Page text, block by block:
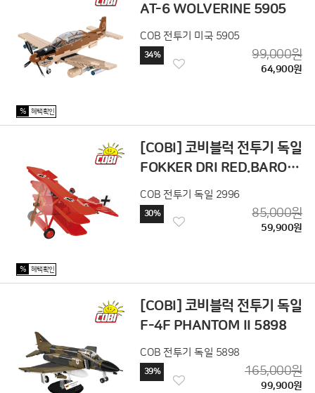
AT-6 WOLVERINE 5905
COB 전투기 미국 5905
34% 99,000원
64,900원
% 혜택확인
[COBI] 코비블럭 전투기 독일
FOKKER DRI RED.BARON
2996
COB 전투기 독일 2996
30% 85,000원
59,900원
% 혜택확인
[COBI] 코비블럭 전투기 독일
F-4F PHANTOM II 5898
COB 전투기 독일 5898
39% 165,000원
99,900원